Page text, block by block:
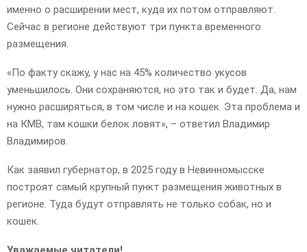
именно о расширении мест, куда их потом отправляют.
Сейчас в регионе действуют три пункта временного
размещения.
«По факту скажу, у нас на 45% количество укусов
уменьшилось. Они сохраняются, но это так и будет. Да, нам
нужно расширяться, в том числе и на кошек. Эта проблема и
на КМВ, там кошки белок ловят», – ответил Владимир
Владимиров.
Как заявил губернатор, в 2025 году в Невинномысске
построят самый крупный пункт размещения животных в
регионе. Туда будут отправлять не только собак, но и
кошек.